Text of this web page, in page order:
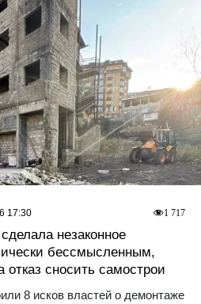
незаконное
бессмысленным,
отказ сносить самострои
8 исков властей о демонтаже
1 717
17:30